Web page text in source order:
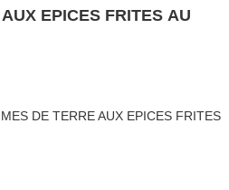
EPICES FRITES AU